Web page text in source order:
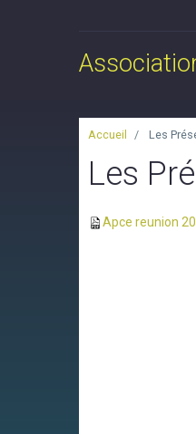
Accueil Les
Les
Apce reunion